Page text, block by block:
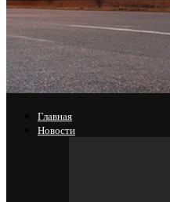
Главная
Новости